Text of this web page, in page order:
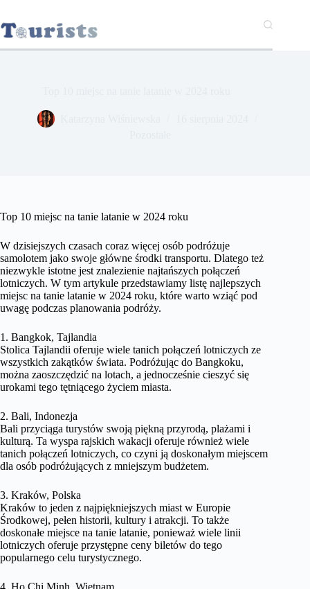
treści
Top 10 miejsc na tanie latanie w 2024 roku
W dzisiejszych czasach coraz więcej osób podróżuje
samolotem jako swoje główne środki transportu. Dlatego też
niezwykle istotne jest znalezienie najtańszych połączeń
lotniczych. W tym artykule przedstawiamy listę najlepszych
miejsc na tanie latanie w 2024 roku, które warto wziąć pod
uwagę podczas planowania podróży.
1. Bangkok, Tajlandia
Stolica Tajlandii oferuje wiele tanich połączeń lotniczych ze
wszystkich zakątków świata. Podróżując do Bangkoku,
można zaoszczędzić na lotach, a jednocześnie cieszyć się
urokami tego tętniącego życiem miasta.
2. Bali, Indonezja
Bali przyciąga turystów swoją piękną przyrodą, plażami i
kulturą. Ta wyspa rajskich wakacji oferuje również wiele
tanich połączeń lotniczych, co czyni ją doskonałym miejscem
dla osób podróżujących z mniejszym budżetem.
3. Kraków, Polska
Kraków to jeden z najpiękniejszych miast w Europie
Środkowej, pełen historii, kultury i atrakcji. To także
doskonałe miejsce na tanie latanie, ponieważ wiele linii
lotniczych oferuje przystępne ceny biletów do tego
popularnego celu turystycznego.
4. Ho Chi Minh, Wietnam